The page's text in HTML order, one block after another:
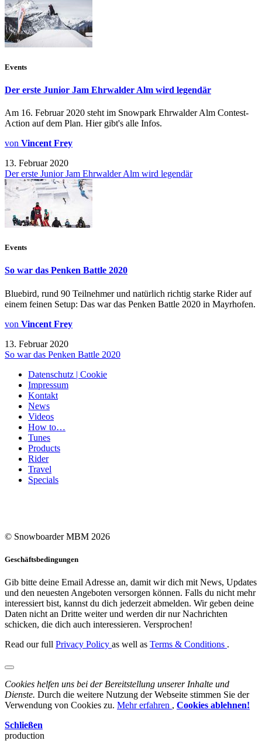
Events
Der erste Junior Jam Ehrwalder Alm wird legendär
Am 16. Februar 2020 steht im Snowpark Ehrwalder Alm Contest-
Action auf dem Plan. Hier gibt's alle Infos.
von Vincent Frey
13. Februar 2020
Der erste Junior Jam Ehrwalder Alm wird legendär
Events
So war das Penken Battle 2020
Bluebird, rund 90 Teilnehmer und natürlich richtig starke Rider auf
einem feinen Setup: Das war das Penken Battle 2020 in Mayrhofen.
von Vincent Frey
13. Februar 2020
So war das Penken Battle 2020
Datenschutz | Cookie
Impressum
Kontakt
News
Videos
How to…
Tunes
Products
Rider
Travel
Specials
© Snowboarder MBM 2026
Geschäftsbedingungen
Gib bitte deine Email Adresse an, damit wir dich mit News, Updates
und den neuesten Angeboten versorgen können. Falls du nicht mehr
interessiert bist, kannst du dich jederzeit abmelden. Wir geben deine
Daten nicht an Dritte weiter und werden dir nur Nachrichten
schicken, die dich auch interessieren. Versprochen!
Read our full Privacy Policy as well as Terms & Conditions .
Cookies helfen uns bei der Bereitstellung unserer Inhalte und
Dienste. Durch die weitere Nutzung der Webseite stimmen Sie der
Verwendung von Cookies zu. Mehr erfahren , Cookies ablehnen!
Schließen
production